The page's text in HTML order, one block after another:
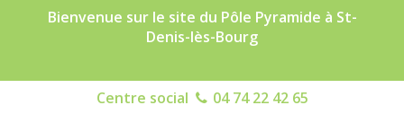
Bienvenue sur le site du Pôle Pyramide à St-
Denis-lès-Bourg
Centre social
04 74 22 42 65